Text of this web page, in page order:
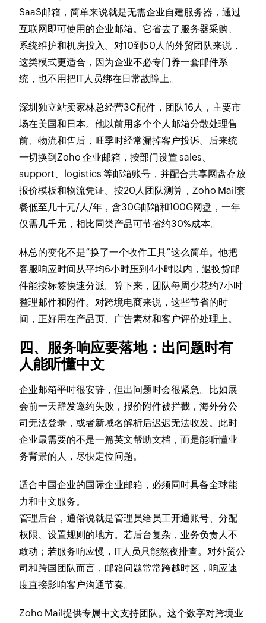
SaaS邮箱，简单来说就是无需企业自建服务器，通过
互联网即可使用的企业邮箱。它省去了服务器采购、
系统维护和机房投入。对10到50人的外贸团队来说，
这类模式更适合，因为企业不必专门养一套邮件系
统，也不用把IT人员绑在日常故障上。
深圳独立站卖家林总经营3C配件，团队16人，主要市
场在美国和日本。他以前用多个个人邮箱分散处理售
前、物流和售后，旺季时经常漏掉客户投诉。后来统
一切换到Zoho 企业邮箱，按部门设置 sales、
support、logistics 等邮箱账号，并配合共享网盘存放
报价模板和物流凭证。按20人团队测算，Zoho Mail套
餐低至几十元/人/年，含30G邮箱和100G网盘，一年
仅需几千元，相比同类产品可节省约30%成本。
林总的变化不是“换了一个收件工具”这么简单。他把
客服响应时间从平均6小时压到4小时以内，退换货邮
件能按标签快速分派。算下来，团队每周少花约7小时
整理邮件和附件。对跨境电商来说，这些节省的时
间，正好用在产品页、广告素材和客户评价处理上。
四、服务响应要落地：出问题时有
人能听懂中文
企业邮箱平时很安静，但出问题时会很紧急。比如展
会前一天群发邀约失败，报价附件被拦截，海外分公
司无法登录，或者新域名解析后迟迟无法收发。此时
企业最需要的不是一篇英文帮助文档，而是能听懂业
务背景的人，尽快定位问题。
适合中国企业的国际企业邮箱，必须同时具备全球能
力和中文服务。
管理后台，通俗说就是管理员给员工开通账号、分配
权限、设置规则的地方。若后台复杂，业务负责人不
敢动；若服务响应慢，IT人员只能熬夜排查。对外贸公
司和跨国团队而言，邮箱问题常常跨越时区，响应速
度直接影响客户沟通节奏。
Zoho Mail提供专属中文支持团队。这个数字对跨境业